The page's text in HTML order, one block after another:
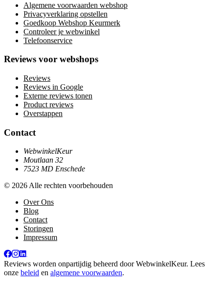
Algemene voorwaarden webshop
Privacyverklaring opstellen
Goedkoop Webshop Keurmerk
Controleer je webwinkel
Telefoonservice
Reviews voor webshops
Reviews
Reviews in Google
Externe reviews tonen
Product reviews
Overstappen
Contact
WebwinkelKeur
Moutlaan 32
7523 MD Enschede
© 2026 Alle rechten voorbehouden
Over Ons
Blog
Contact
Storingen
Impressum
Reviews worden onpartijdig beheerd doorWebwinkelKeur. Lees
onze beleid en algemene voorwaarden.